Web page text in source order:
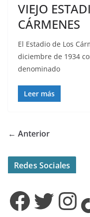
VIEJO
CÁRMENES
El Estadio de Los
diciembre de 1934
denominado
Leer más
← Anterior
Redes Sociales
Facebook Twitter Instagram